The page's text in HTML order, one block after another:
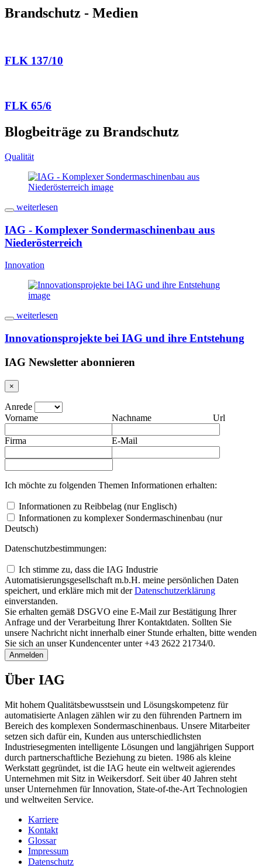
Brandschutz - Medien
FLK 137/10
FLK 65/6
Blogbeiträge zu Brandschutz
Qualität
weiterlesen
IAG - Komplexer Sondermaschinenbau aus
Niederösterreich
Innovation
weiterlesen
Innovationsprojekte bei IAG und ihre Entstehung
IAG Newsletter abonnieren
×
Anrede
Vorname
Nachname
Firma E-Mail
Url
Ich möchte zu folgenden Themen Informationen erhalten:
Informationen zu Reibbelag (nur Englisch)
Informationen zu komplexer Sondermaschinenbau (nur
Deutsch)
Datenschutzbestimmungen:
Ich stimme zu, dass die IAG Industrie
Automatisierungsgesellschaft m.b.H. meine persönlichen Daten
speichert, und erkläre mich mit derDaten­schutz­erklärung
einverstanden.
Sie erhalten gemäß DSGVO eine E-Mail zur Bestätigung Ihrer
Anfrage und der Verarbeitung Ihrer Kontaktdaten. Sollten Sie
unsere Nachricht nicht innerhalb einer Stunde erhalten, bitte wenden
Sie sich an unser Kundencenter unter +43 2622 21734/0.
Anmelden
Über IAG
Mit hohem Qualitätsbewusstsein und Lösungskompetenz für
automatisierte Anlagen zählen wir zu den führenden Partnern im
Bereich des komplexen Sondermaschinenbaus. Unsere Mitarbeiter
setzen sich dafür ein, Kunden aus unterschiedlichsten
Industriesegmenten intelligente Lösungen und langjährigen Support
durch partnerschaftliche Beziehung zu bieten. 1986 als kleine
Werkstatt gegründet, ist die IAG heute ein weltweit agierendes
Unternehmen mit Sitz in Weikersdorf. Seit über 40 Jahren steht
unser Unternehmen für Innovation, State-of-the-Art Technologien
und weltweiten Service.
Karriere
Kontakt
Glossar
Impressum
Datenschutz